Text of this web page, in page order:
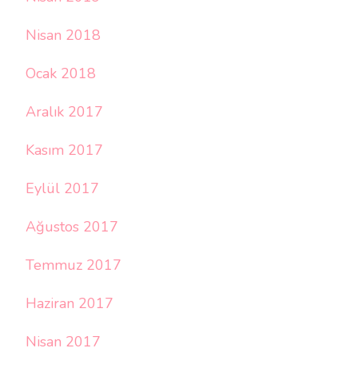
Nisan 2018
Ocak 2018
Aralık 2017
Kasım 2017
Eylül 2017
Ağustos 2017
Temmuz 2017
Haziran 2017
Nisan 2017